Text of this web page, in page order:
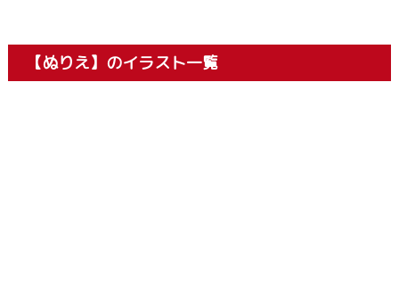
【ぬりえ】のイラスト一覧